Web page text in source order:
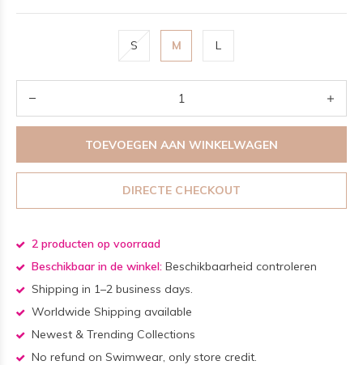
S M L
TOEVOEGEN AAN WINKELWAGEN
DIRECTE CHECKOUT
2 producten op voorraad
Beschikbaar in de winkel: Beschikbaarheid controleren
Shipping in 1–2 business days.
Worldwide Shipping available
Newest & Trending Collections
No refund on Swimwear, only store credit.